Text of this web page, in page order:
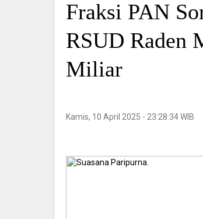
Fraksi PAN
RSUD Raden
Miliar
Kamis, 10 April 2025 - 23:28:34 WIB